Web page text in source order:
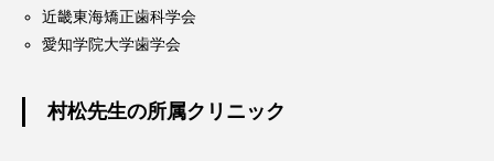
近畿東海矯正歯科学会
愛知学院大学歯学会
村松先生の所属クリニック